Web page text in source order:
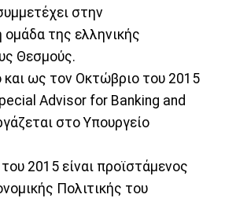
στην
ομάδα της ελληνικής
Θεσμούς.
ως τον Οκτώβριο του 2015
Advisor for Banking and
στο Υπουργείο
2015 είναι προϊστάμενος
Πολιτικής του